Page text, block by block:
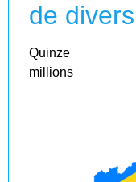
de
Quinze
millions